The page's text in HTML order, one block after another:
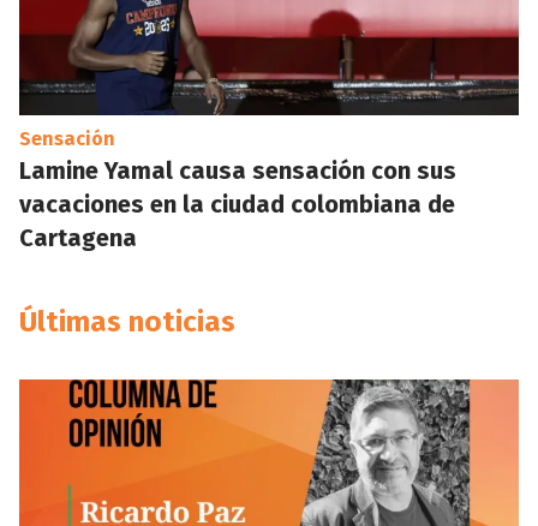
Sensación
Lamine Yamal causa sensación con sus
vacaciones en la ciudad colombiana de
Cartagena
Últimas noticias